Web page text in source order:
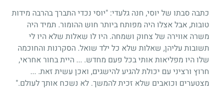
כתבה סבתו של יוסי, חנה גלעדי: "יוסי נכדי התברך בהרבה מידות
טובות, אבל אצלו היה מפותח ביותר חוש ההומור. תמיד היה
משרה אווירה של צחוק ושמחה. היו לו שאלות שלא היו לי
תשובות עליהן, שאלות שלא כל ילד שואל. הסקרנות והחוכמה
שלו היו מפליאות אותי בכל פעם מחדש. ... היית בחור אחראי,
חרוץ ורציני עם יכולת להגיע להישגים, ואכן עשית זאת. ...
מצטערים וכואבים שלא זכית להמשך. לא נשכח אותך לעולם."